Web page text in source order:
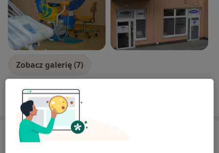
Zobacz galerię (7)
Usługi i ceny